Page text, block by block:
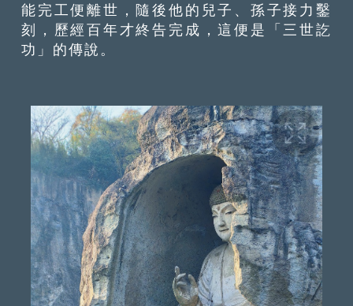
能完工便離世，隨後他的兒子、孫子接力鑿
刻，歷經百年才終告完成，這便是「三世訖
功」的傳說。